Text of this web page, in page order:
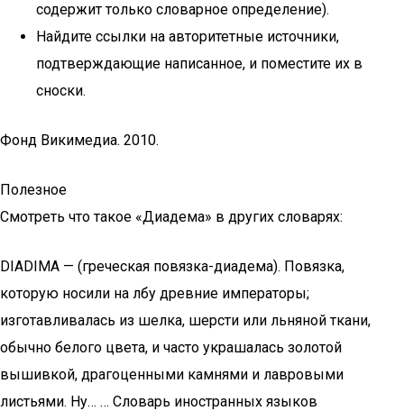
содержит только словарное определение).
Найдите ссылки на авторитетные источники,
подтверждающие написанное, и поместите их в
сноски.
Фонд Викимедиа. 2010.
Полезное
Смотреть что такое «Диадема» в других словарях:
DIADIMA — (греческая повязка-диадема). Повязка,
которую носили на лбу древние императоры;
изготавливалась из шелка, шерсти или льняной ткани,
обычно белого цвета, и часто украшалась золотой
вышивкой, драгоценными камнями и лавровыми
листьями. Ну… … Словарь иностранных языков